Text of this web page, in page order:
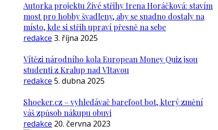
Autorka projektu Živé střihy Irena Horáčková: stavím
most pro hobby švadleny, aby se snadno dostaly na
místo, kde si střih upraví přesně na sebe
redakce 3. října 2025
Vítězi národního kola European Money Quiz jsou
studenti z Kralup nad Vltavou
redakce 5. dubna 2025
Shoeker.cz – vyhledávač barefoot bot, který změní
váš způsob nákupu obuvi
redakce 20. června 2023